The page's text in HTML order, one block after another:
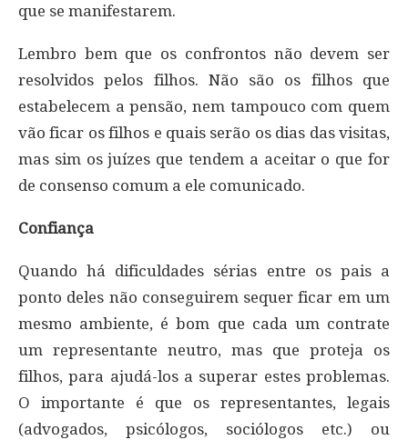
que se manifestarem.
Lembro bem que os confrontos não devem ser
resolvidos pelos filhos. Não são os filhos que
estabelecem a pensão, nem tampouco com quem
vão ficar os filhos e quais serão os dias das visitas,
mas sim os juízes que tendem a aceitar o que for
de consenso comum a ele comunicado.
Confiança
Quando há dificuldades sérias entre os pais a
ponto deles não conseguirem sequer ficar em um
mesmo ambiente, é bom que cada um contrate
um representante neutro, mas que proteja os
filhos, para ajudá-los a superar estes problemas.
O importante é que os representantes, legais
(advogados, psicólogos, sociólogos etc.) ou